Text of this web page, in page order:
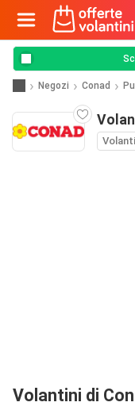
Negozi Conad
Volantini di